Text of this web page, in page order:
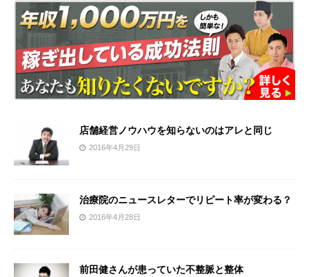
店舗経営ノウハウを知らないのはアレと同じ
2016年4月29日
治療院のニュースレターでリピート率が変わる？
2016年4月28日
前田健さんが患っていた不整脈と整体